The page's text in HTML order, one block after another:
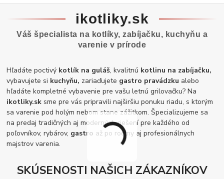
ikotliky.sk
Váš špecialista na kotlíky, zabíjačku, kuchyňu a
varenie v prírode
Hľadáte poctivý kotlík na guláš, kvalitnú kotlinu na zabíjačku,
vybavujete si kuchyňu, zariaďujete gastro pravádzku alebo
hľadáte kompletné vybavenie pre vašu letnú grilovačku? Na
ikotliky.sk sme pre vás pripravili najširšiu ponuku riadu, s ktorým
sa varenie pod holým nebom stane zážitkom. Špecializujeme sa
na predaj tradičných aj moderných riešení pre každého od
poľovníkov, rybárov, gastro až po rodiny aj profesionálnych
majstrov varenia.
SKÚSENOSTI NAŠICH ZÁKAZNÍKOV